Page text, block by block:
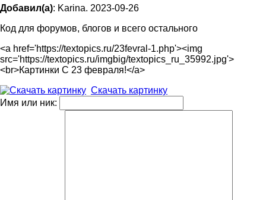
Добавил(а): Karina. 2023-09-26
Код для форумов, блогов и всего остального
<a href='https://textopics.ru/23fevral-1.php'><img
src='https://textopics.ru/imgbig/textopics_ru_35992.jpg'>
<br>Картинки С 23 февраля!</a>
Скачать картинку
Имя или ник: